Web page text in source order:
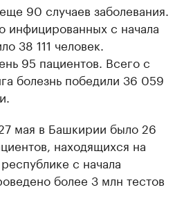
90 случаев заболевания.
инфицированных с начала
38 111 человек.
95 пациентов. Всего с
болезнь победили 36 059
мая в Башкирии было 26
находящихся на
с начала
более 3 млн тестов